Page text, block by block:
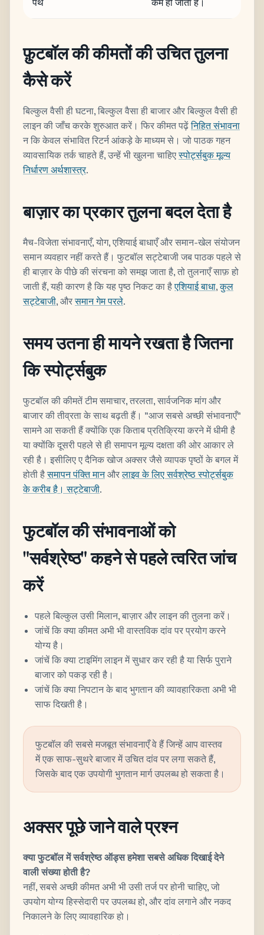
पथ कम हो जाता है।
फ़ुटबॉल की कीमतों की उचित तुलना
कैसे करें
बिल्कुल वैसी ही घटना, बिल्कुल वैसा ही बाजार और बिल्कुल वैसी ही
लाइन की जाँच करके शुरुआत करें। फिर कीमत पढ़ेंनिहित संभावना
न कि केवल संभावित रिटर्न आंकड़े के माध्यम से। जो पाठक गहन
व्यावसायिक तर्क चाहते हैं, उन्हें भी खुलना चाहिएस्पोर्ट्सबुक मूल्य
निर्धारण अर्थशास्त्र.
बाज़ार का प्रकार तुलना बदल देता है
मैच-विजेता संभावनाएँ, योग, एशियाई बाधाएँ और समान-खेल संयोजन
समान व्यवहार नहीं करते हैं। फुटबॉल सट्टेबाजी जब पाठक पहले से
ही बाज़ार के पीछे की संरचना को समझ जाता है, तो तुलनाएँ साफ़ हो
जाती हैं, यही कारण है कि यह पृष्ठ निकट का हैएशियाई बाधा,कुल
सट्टेबाजी, औरसमान गेम परले.
समय उतना ही मायने रखता है जितना
कि स्पोर्ट्सबुक
फुटबॉल की कीमतें टीम समाचार, तरलता, सार्वजनिक मांग और
बाजार की तीव्रता के साथ बढ़ती हैं। "आज सबसे अच्छी संभावनाएँ"
सामने आ सकती हैं क्योंकि एक किताब प्रतिक्रिया करने में धीमी है
या क्योंकि दूसरी पहले से ही समापन मूल्य दक्षता की ओर आकार ले
रही है। इसीलिए ए दैनिक खोज अक्सर जैसे व्यापक पृष्ठों के बगल में
होती हैसमापन पंक्ति मानऔरलाइव के लिए सर्वश्रेष्ठ स्पोर्ट्सबुक
के करीब है। सट्टेबाजी.
फुटबॉल की संभावनाओं को
"सर्वश्रेष्ठ" कहने से पहले त्वरित जांच
करें
पहले बिल्कुल उसी मिलान, बाज़ार और लाइन की तुलना करें।
जांचें कि क्या कीमत अभी भी वास्तविक दांव पर प्रयोग करने
योग्य है।
जांचें कि क्या टाइमिंग लाइन में सुधार कर रही है या सिर्फ पुराने
बाजार को पकड़ रही है।
जांचें कि क्या निपटान के बाद भुगतान की व्यावहारिकता अभी भी
साफ दिखती है।
फुटबॉल की सबसे मजबूत संभावनाएँ वे हैं जिन्हें आप वास्तव
में एक साफ-सुथरे बाजार में उचित दांव पर लगा सकते हैं,
जिसके बाद एक उपयोगी भुगतान मार्ग उपलब्ध हो सकता है।
अक्सर पूछे जाने वाले प्रश्न
क्या फुटबॉल में सर्वश्रेष्ठ ऑड्स हमेशा सबसे अधिक दिखाई देने
वाली संख्या होती है?
नहीं, सबसे अच्छी कीमत अभी भी उसी तर्ज पर होनी चाहिए, जो
उपयोग योग्य हिस्सेदारी पर उपलब्ध हो, और दांव लगाने और नकद
निकालने के लिए व्यावहारिक हो।